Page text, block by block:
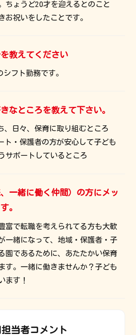
ちょうど20才を迎えるとのこと
お祝いをしたことです。
教えてください
フト勤務です。
なところを教えて下さい。
、日々、保育に取り組むところ
ト・保護者の方が安心して子ども
サポートしているところ
一緒に働く仲間）の方にメッ
。
富で転職を考えられてる方も大歓
一緒になって、地域・保護者・子
園であるために、あたたかい保育
す。一緒に働きませんか？子ども
ます！
当者コメント